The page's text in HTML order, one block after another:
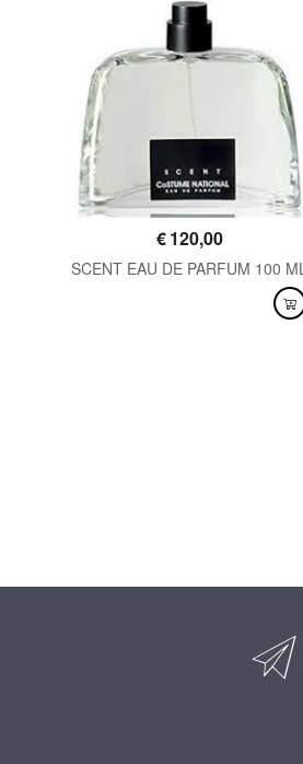
€120,00
SCENT EAU DE PARFUM 100 ML